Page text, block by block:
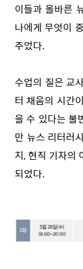
이들과 올바른
나에게 무엇이
주었다.
수업의 질은 교
터 채움의 시간
을 수 있다는 불
만 뉴스 리터러
지, 현직 기자의
되었다.